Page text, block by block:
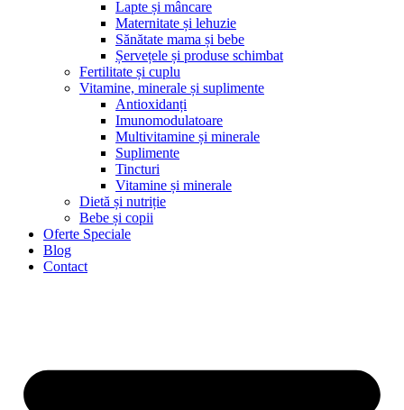
Lapte și mâncare
Maternitate și lehuzie
Sănătate mama și bebe
Șervețele și produse schimbat
Fertilitate și cuplu
Vitamine, minerale și suplimente
Antioxidanți
Imunomodulatoare
Multivitamine și minerale
Suplimente
Tincturi
Vitamine și minerale
Dietă și nutriție
Bebe și copii
Oferte Speciale
Blog
Contact